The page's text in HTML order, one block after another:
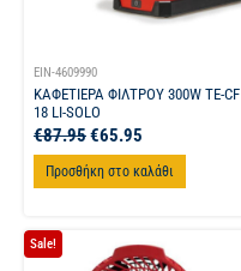
EIN-4609990
ΚΑΦΕΤΙΕΡΑ ΦΙΛΤΡΟΥ 300W TE-CF
18 LI-SOLO
€87.95€65.95
Προσθήκη στο καλάθι
Sale!